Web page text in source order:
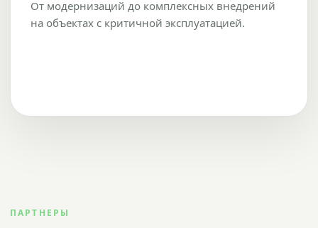
От модернизаций до комплексных внедрений
на объектах с критичной эксплуатацией.
ПАРТНЕРЫ